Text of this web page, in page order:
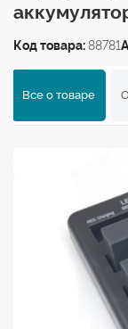
Код товара:88781
Все о товаре